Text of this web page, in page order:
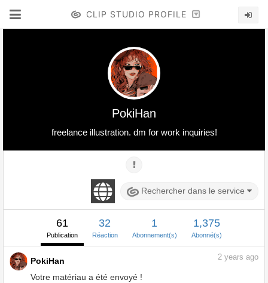
CLIP STUDIO PROFILE
PokiHan
freelance illustration. dm for work inquiries!
Rechercher dans le service
61
Publication
32
Réaction
1
Abonnement(s)
1,375
Abonné(s)
PokiHan
Votre matériau a été envoyé !
2 years ago